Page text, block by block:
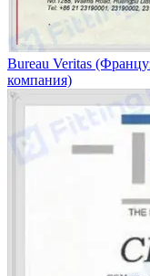
Bureau Veritas
компания)